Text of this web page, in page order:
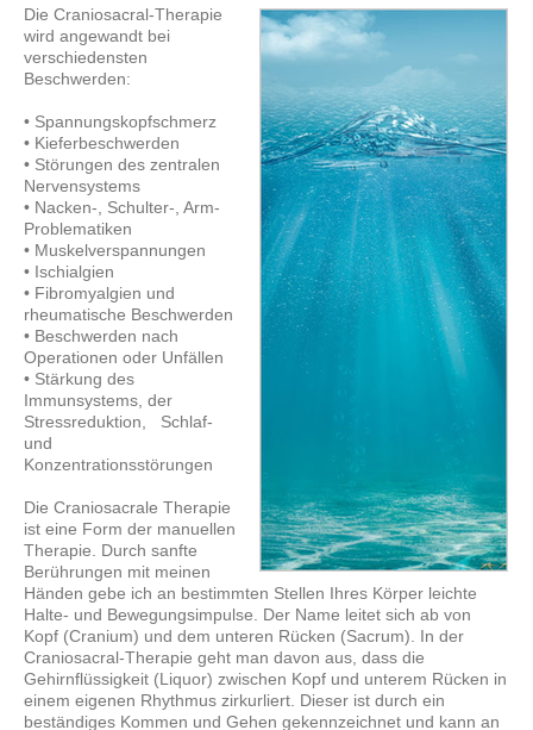
Die Craniosacral-Therapie
wird angewandt bei
verschiedensten
Beschwerden:
• Spannungskopfschmerz
• Kieferbeschwerden
• Störungen des zentralen
Nervensystems
• Nacken-, Schulter-, Arm-
Problematiken
• Muskelverspannungen
• Ischialgien
• Fibromyalgien und
rheumatische Beschwerden
• Beschwerden nach
Operationen oder Unfällen
• Stärkung des
Immunsystems, der
Stressreduktion, Schlaf-
und
Konzentrationsstörungen
Die Craniosacrale Therapie
ist eine Form der manuellen
Therapie. Durch sanfte
Berührungen mit meinen
Händen gebe ich an bestimmten Stellen Ihres Körper leichte
Halte- und Bewegungsimpulse. Der Name leitet sich ab von
Kopf (Cranium) und dem unteren Rücken (Sacrum). In der
Craniosacral-Therapie geht man davon aus, dass die
Gehirnflüssigkeit (Liquor) zwischen Kopf und unterem Rücken in
einem eigenen Rhythmus zirkurliert. Dieser ist durch ein
beständiges Kommen und Gehen gekennzeichnet und kann an